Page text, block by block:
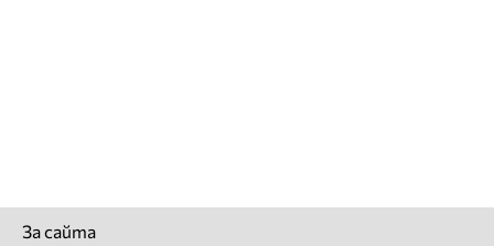
За сайта